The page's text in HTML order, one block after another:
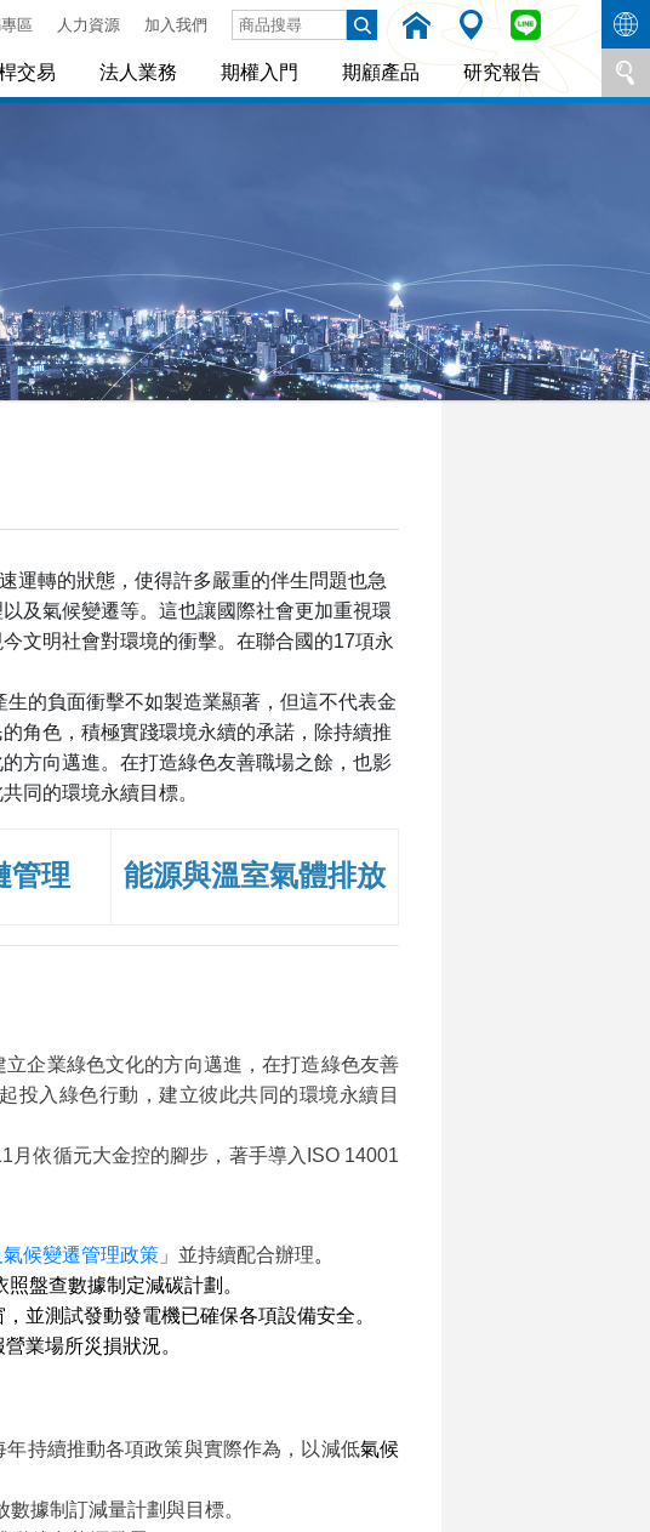
區 人力資源 加入我們
交易 法人業務 期權入門 期顧產品 研究報告
運轉的狀態，使得許多嚴重的伴生問題也急
及氣候變遷等。這也讓國際社會更加重視環
文明社會對環境的衝擊。在聯合國的17項永
的負面衝擊不如製造業顯著，但這不代表金
角色，積極實踐環境永續的承諾，除持續推
方向邁進。在打造綠色友善職場之餘，也影
同的環境永續目標。
管理 能源與溫室氣體排放
企業綠色文化的方向邁進，在打造綠色友善
投入綠色行動，建立彼此共同的環境永續目
月依循元大金控的腳步，著手導入 ISO 14001
候變遷管理政策 」 並持續配合辦理。
盤查數據制定減碳計劃 。
並測試發動發電機已確保各項設備安全。
業場所災損狀況。
年持續推動各項政策與實際作為，以減低氣候
數據制訂減量計劃與目標。